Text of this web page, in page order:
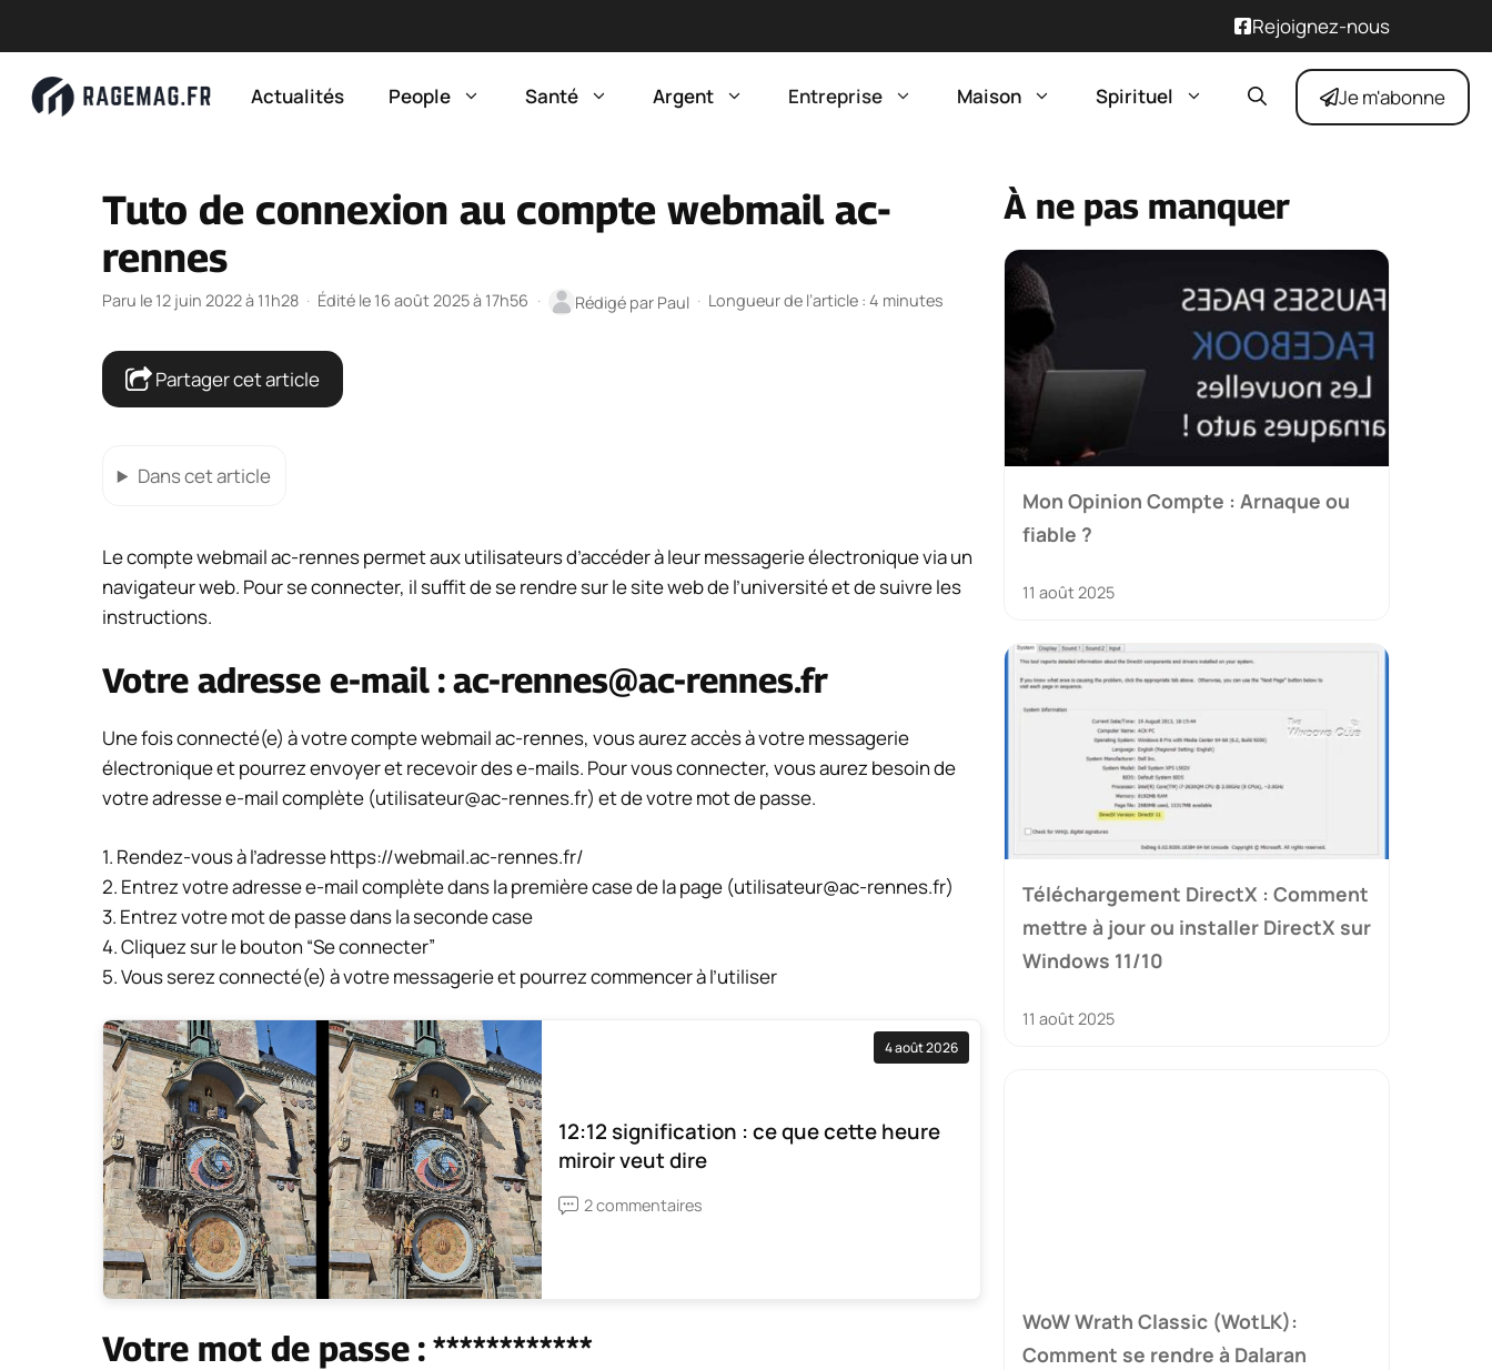
Rejoignez-nous
Actualités People Santé Argent Entreprise Maison Spirituel Je m'abonne
Tuto de connexion au compte webmail ac-
rennes
Paru le 12 juin 2022 à 11h28 · Édité le 16 août 2025 à 17h56 · Rédigé par Paul · Longueur de l’article : 4 minutes
Partager cet article
Dans cet article
Le compte webmail ac-rennes permet aux utilisateurs d’accéder à leur messagerie électronique via un
navigateur web. Pour se connecter, il suffit de se rendre sur le site web de l’université et de suivre les
instructions.
Votre adresse e-mail :ac-rennes@ac-rennes.fr
Une fois connecté(e) à votre compte webmail ac-rennes, vous aurez accès à votre messagerie
électronique et pourrez envoyer et recevoir des e-mails. Pour vous connecter, vous aurez besoin de
votre adresse e-mail complète (utilisateur@ac-rennes.fr) et de votre mot de passe.
1. Rendez-vous à l’adresse https://webmail.ac-rennes.fr/
2. Entrez votre adresse e-mail complète dans la première case de la page (utilisateur@ac-rennes.fr)
3. Entrez votre mot de passe dans la seconde case
4. Cliquez sur le bouton “Se connecter”
5. Vous serez connecté(e) à votre messagerie et pourrez commencer à l’utiliser
4 août 2026
12:12 signification : ce que cette heure
miroir veut dire
2 commentaires
Votre mot de passe : ************
À ne pas manquer
Mon Opinion Compte : Arnaque ou
fiable ?
11 août 2025
Téléchargement DirectX : Comment
mettre à jour ou installer DirectX sur
Windows 11/10
11 août 2025
WoW Wrath Classic (WotLK):
Comment se rendre à Dalaran